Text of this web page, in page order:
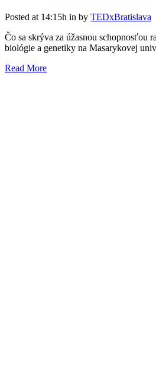
Posted at 14:15h in by TEDxBratislava
Čo sa skrýva za úžasnou schopnosťou
biológie a genetiky na Masarykovej
Read More